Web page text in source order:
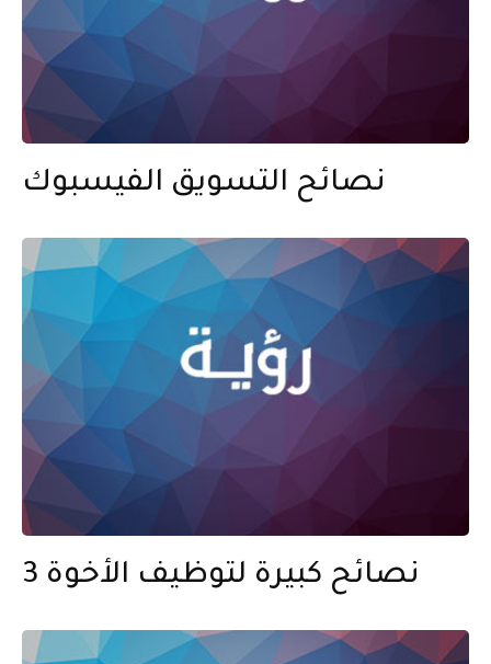
نصائح التسويق الفيسبوك
3 نصائح كبيرة لتوظيف الأخوة